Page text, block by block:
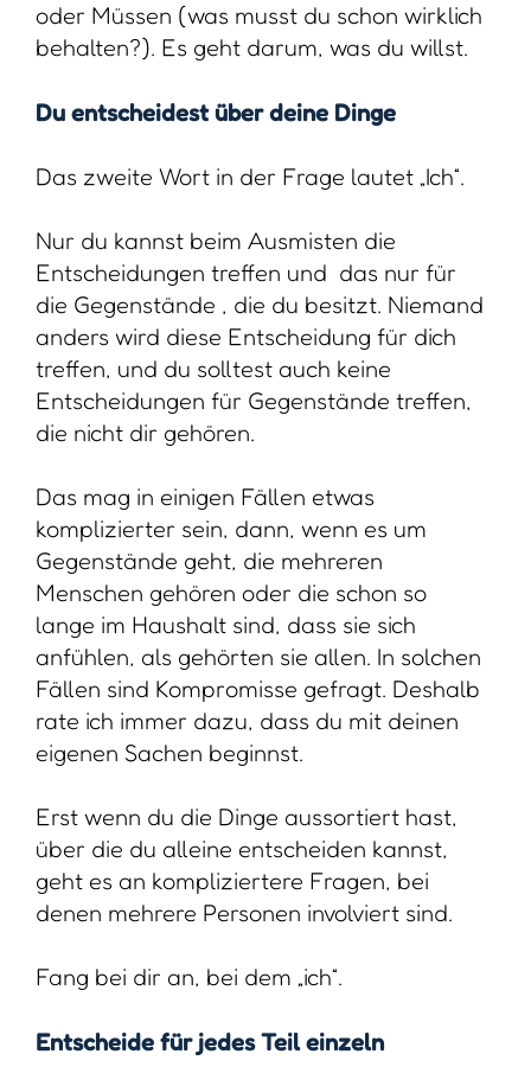
oder Müssen (was musst du schon wirklich
behalten?). Es geht darum, was du willst.
Du entscheidest über deine Dinge
Das zweite Wort in der Frage lautet „Ich“.
Nur du kannst beim Ausmisten die
Entscheidungen treffen und das nur für
die Gegenstände , die du besitzt. Niemand
anders wird diese Entscheidung für dich
treffen, und du solltest auch keine
Entscheidungen für Gegenstände treffen,
die nicht dir gehören.
Das mag in einigen Fällen etwas
komplizierter sein, dann, wenn es um
Gegenstände geht, die mehreren
Menschen gehören oder die schon so
lange im Haushalt sind, dass sie sich
anfühlen, als gehörten sie allen. In solchen
Fällen sind Kompromisse gefragt. Deshalb
rate ich immer dazu, dass du mit deinen
eigenen Sachen beginnst.
Erst wenn du die Dinge aussortiert hast,
über die du alleine entscheiden kannst,
geht es an kompliziertere Fragen, bei
denen mehrere Personen involviert sind.
Fang bei dir an, bei dem „ich“.
Entscheide für jedes Teil einzeln